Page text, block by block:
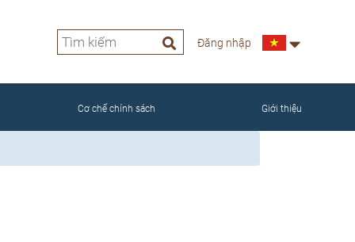
Đăng nhập
Cơ chế chính sách Giới thiệu